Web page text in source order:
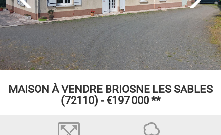
MAISON À VENDRE BRIOSNE LES SABLES
(72110) - €197 000 **